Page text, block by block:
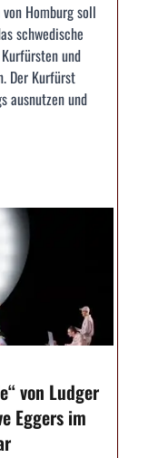
Homburg soll
schwedische
und
Der Kurfürst
ausnutzen und
von Ludger
Eggers im